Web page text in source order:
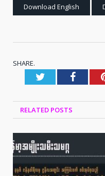
Download English
SHARE.
Twitter
RELATED POSTS